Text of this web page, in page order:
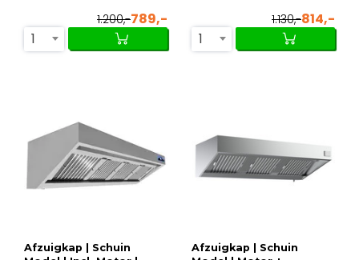
1.200,-789,-
1
1.130,-814,-
1
Afzuigkap | Schuin
Afzuigkap | Schuin